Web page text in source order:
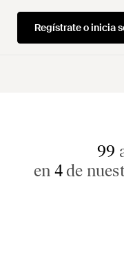
Regístrate o inicia
99
en 4 de